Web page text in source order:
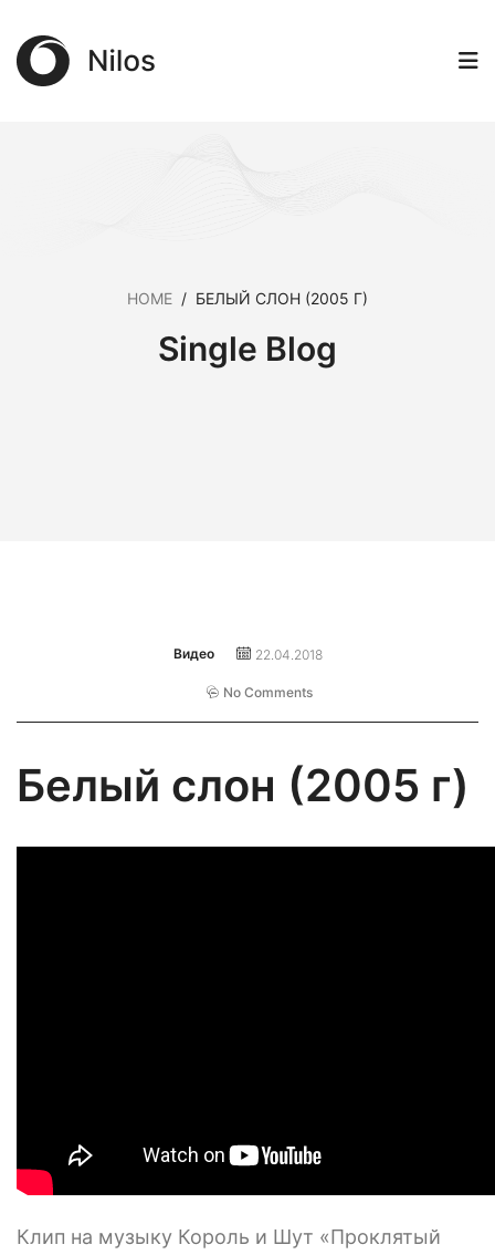
HOME / БЕЛЫЙ СЛОН (2005 Г)
Single Blog
Видео 22.04.2018
No Comments
Белый слон (2005 г)
Клип на музыку Король и Шут «Проклятый